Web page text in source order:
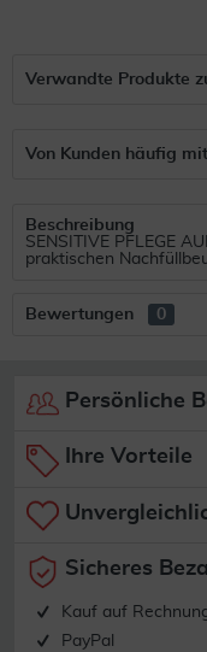
Verwandte Produkte
Von Kunden häufig
Beschreibung
SENSITIVE PFLEGE
praktischen
Bewertungen 0
Persönliche
Ihre Vorteile
Sicheres
Kauf auf
PayPal